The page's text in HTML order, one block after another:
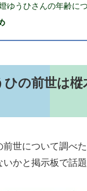
ゆうひさんの年齢に
ひの前世は樅
世について調べた
いかと掲示板で話